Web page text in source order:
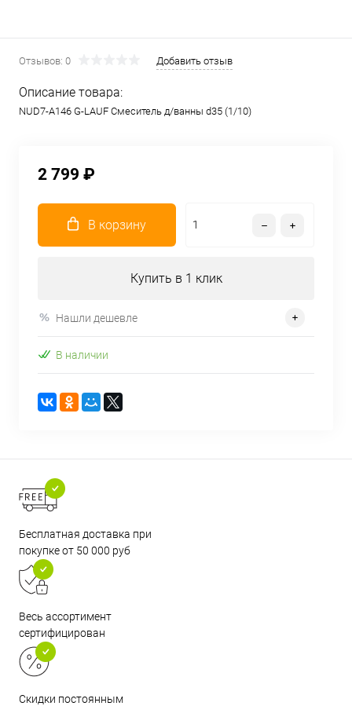
Отзывов: 0 Добавить отзыв
Описание товара:
NUD7-A146 G-LAUF Смеситель д/ванны d35 (1/10)
2 799 ₽
В корзину
Купить в 1 клик
Нашли дешевле
В наличии
Бесплатная доставка при
покупке от 50 000 руб
Весь ассортимент
сертифицирован
Скидки постоянным